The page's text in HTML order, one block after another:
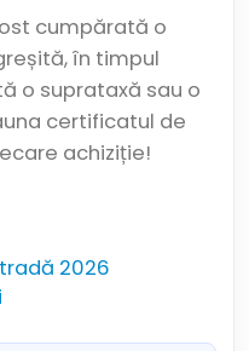
cumpărată o
în timpul
o suprataxă sau o
certificatul de
achiziție!
2026